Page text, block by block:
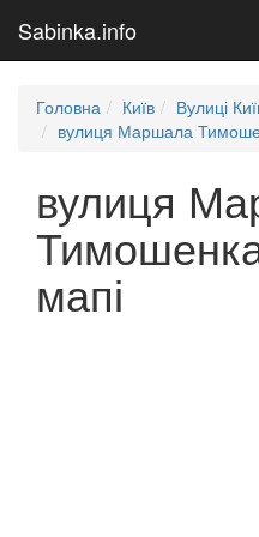
Sabinka.info
Головна Київ
Вулиці
вулиця Маршала
вулиця
мапі